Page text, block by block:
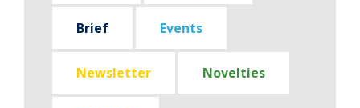
Brief Events
Newsletter Novelties